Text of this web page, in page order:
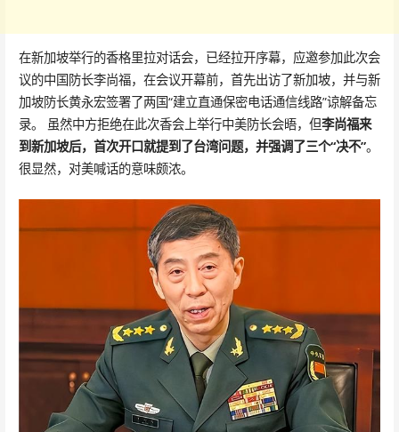
在新加坡举行的香格里拉对话会，已经拉开序幕，应邀参加此次会
议的中国防长李尚福，在会议开幕前，首先出访了新加坡，并与新
加坡防长黄永宏签署了两国“建立直通保密电话通信线路”谅解备忘
录。 虽然中方拒绝在此次香会上举行中美防长会晤，但李尚福来
到新加坡后，首次开口就提到了台湾问题，并强调了三个“决不”。
很显然，对美喊话的意味颇浓。